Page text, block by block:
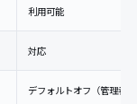
利用可能
対応
デフォルトオフ（管理者